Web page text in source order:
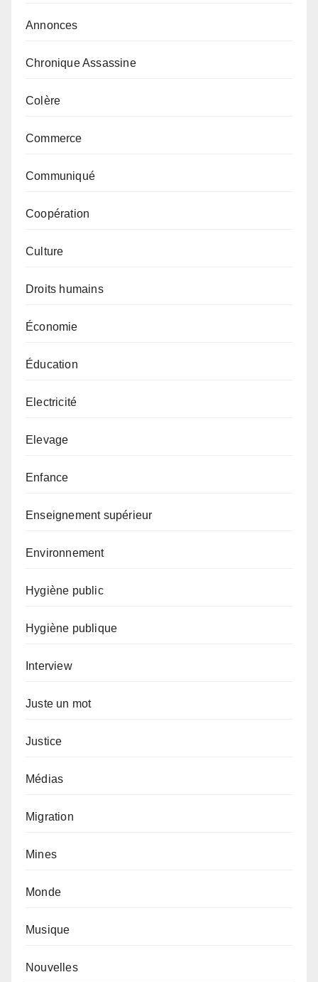
Annonces
Chronique Assassine
Colère
Commerce
Communiqué
Coopération
Culture
Droits humains
Économie
Éducation
Electricité
Elevage
Enfance
Enseignement supérieur
Environnement
Hygiène public
Hygiène publique
Interview
Juste un mot
Justice
Médias
Migration
Mines
Monde
Musique
Nouvelles